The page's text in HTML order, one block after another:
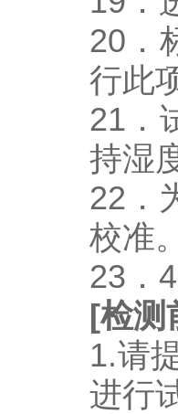
20．
行此
21．
持湿
22．
校准
23．
[检测
1.请
进行